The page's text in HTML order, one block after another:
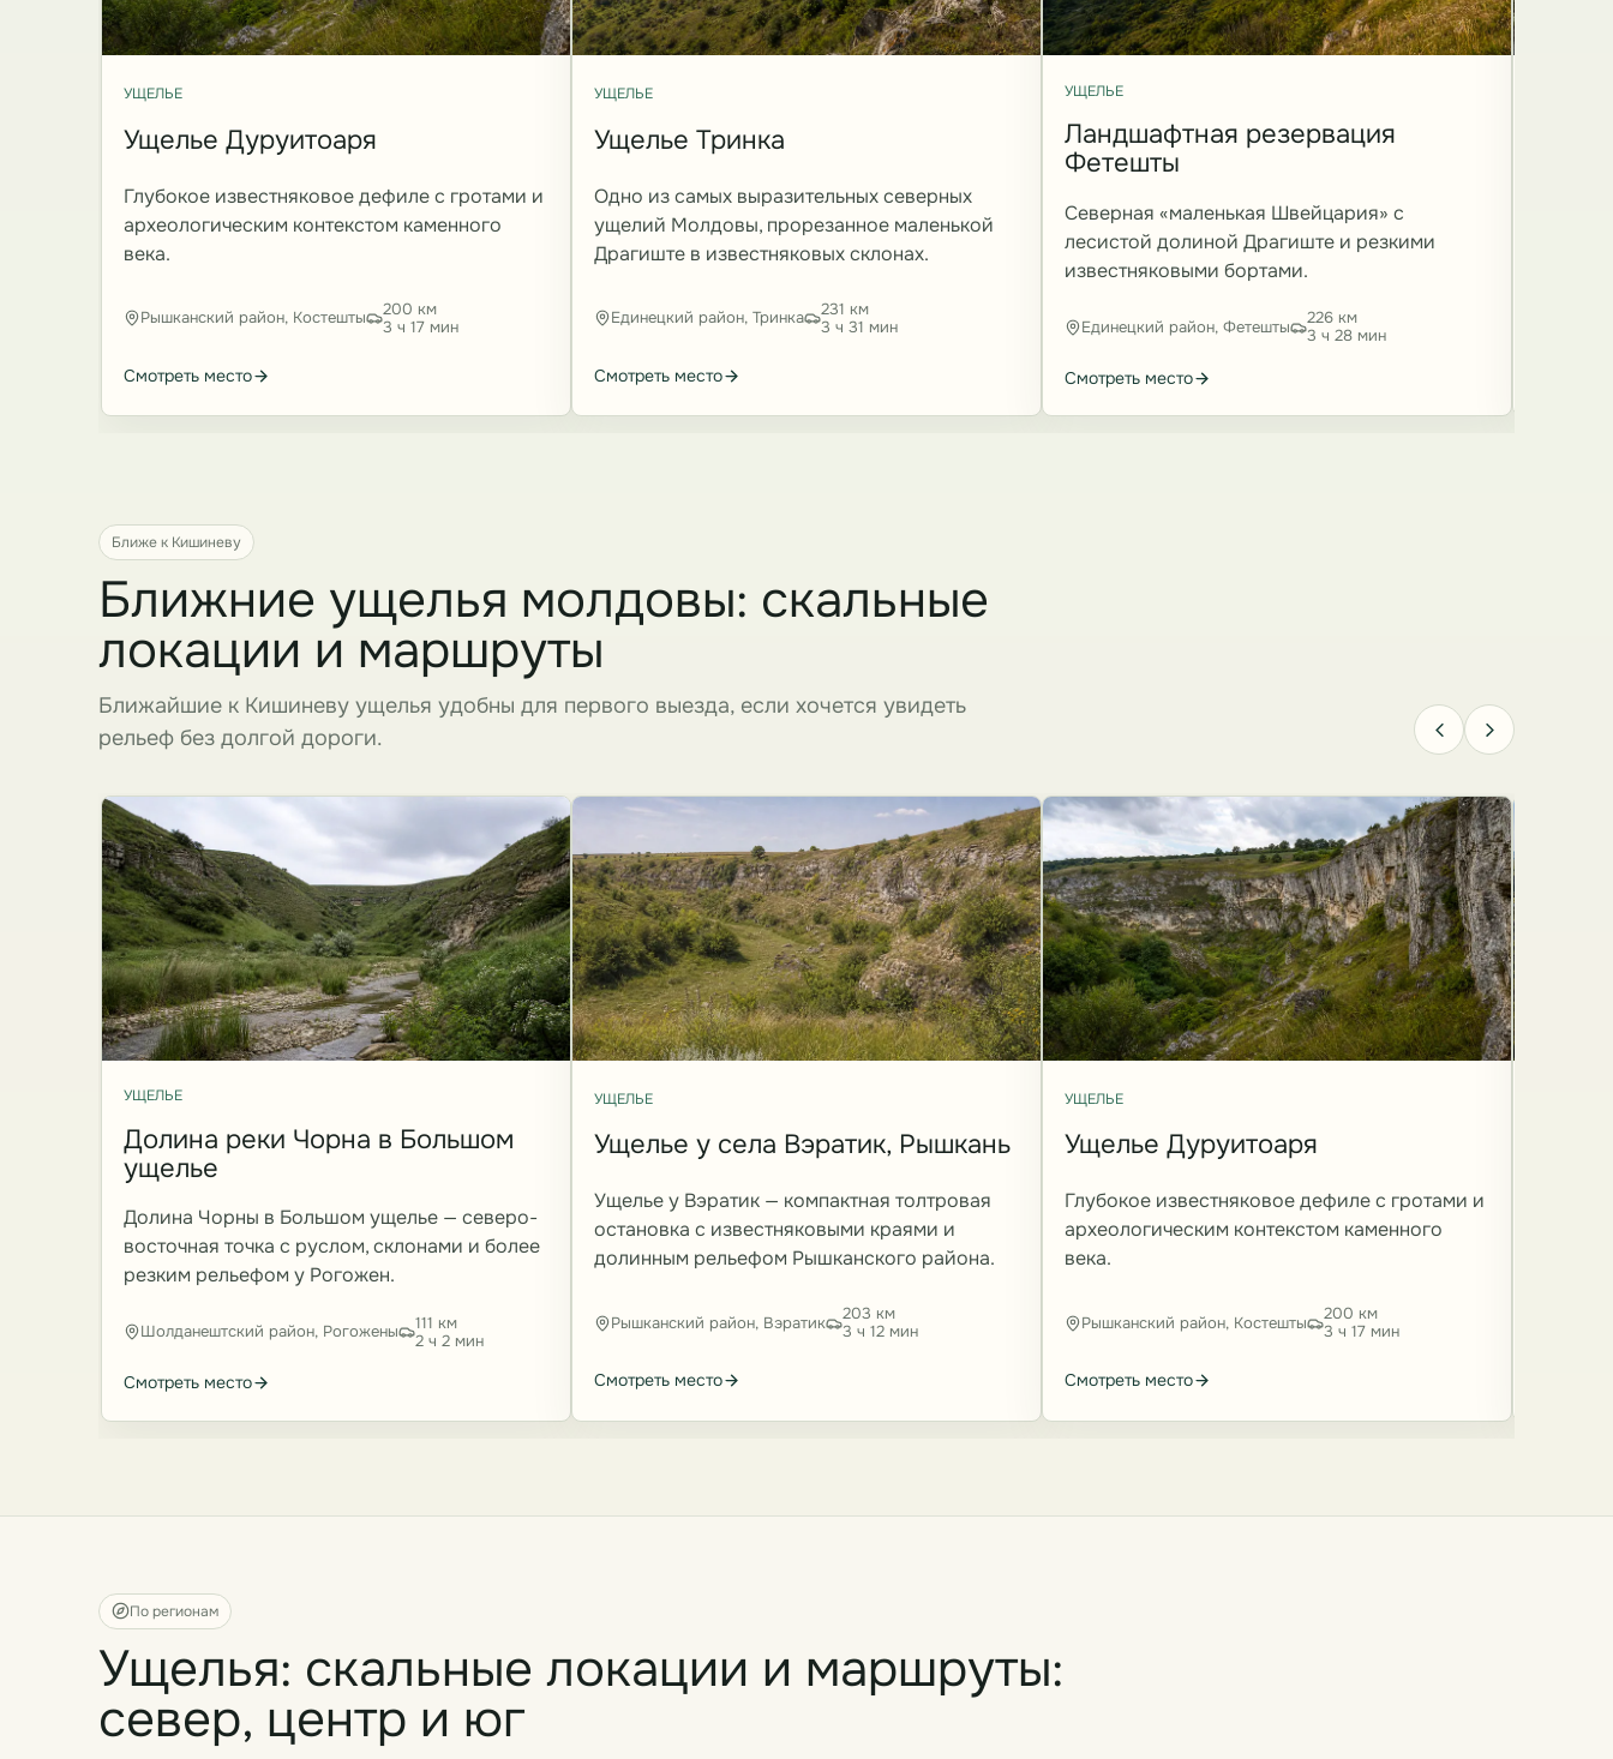
УЩЕЛЬЕ
Ущелье Дуруитоаря
Глубокое известняковое дефиле с гротами и
археологическим контекстом каменного
века.
Рышканский район, Костешты
200 км
3 ч 17 мин
Смотреть место
УЩЕЛЬЕ
Ущелье Тринка
Одно из самых выразительных северных
ущелий Молдовы, прорезанное маленькой
Драгиште в известняковых склонах.
Единецкий район, Тринка
231 км
3 ч 31 мин
Смотреть место
УЩЕЛЬЕ
Ландшафтная резервация
Фетешты
Северная «маленькая Швейцария» с
лесистой долиной Драгиште и резкими
известняковыми бортами.
Единецкий район, Фетешты
226 км
3 ч 28 мин
Смотреть место
Ближе к Кишиневу
Ближние ущелья молдовы: скальные
локации и маршруты
Ближайшие к Кишиневу ущелья удобны для первого выезда, если хочется увидеть
рельеф без долгой дороги.
УЩЕЛЬЕ
Долина реки Чорна в Большом
ущелье
Долина Чорны в Большом ущелье — северо-
восточная точка с руслом, склонами и более
резким рельефом у Рогожен.
Шолданештский район, Рогожены
111 км
2 ч 2 мин
Смотреть место
УЩЕЛЬЕ
Ущелье у села Вэратик, Рышкань
Ущелье у Вэратик — компактная толтровая
остановка с известняковыми краями и
долинным рельефом Рышканского района.
Рышканский район, Вэратик
203 км
3 ч 12 мин
Смотреть место
УЩЕЛЬЕ
Ущелье Дуруитоаря
Глубокое известняковое дефиле с гротами и
археологическим контекстом каменного
века.
Рышканский район, Костешты
200 км
3 ч 17 мин
Смотреть место
По регионам
Ущелья: скальные локации и маршруты:
север, центр и юг